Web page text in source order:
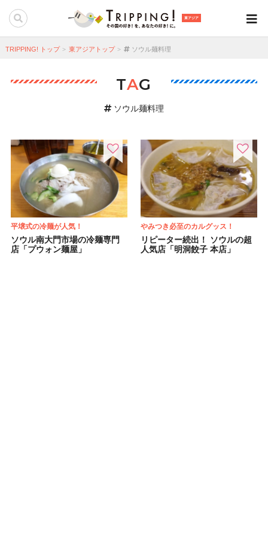
東アジア
TRIPPING! トップ 東アジアトップ ソウル麺料理
TAG
ソウル麺料理
平壌式の冷麺が人気！
ソウル南大門市場の冷麺専門
店「プウォン麺屋」
やみつき必至のカルグッス！
リピーター続出！ ソウルの超
人気店「明洞餃子 本店」